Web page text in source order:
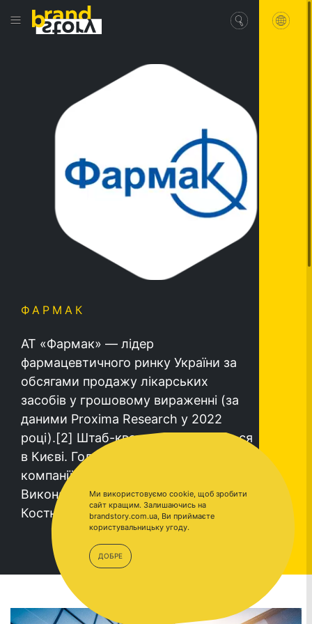
ФАРМАК
АТ «Фармак» — лідер
фармацевтичного ринку України за
обсягами продажу лікарських
засобів у грошовому вираженні (за
даними Proxima Research у 2022
році).[2] Штаб-квартира знаходиться
в Києві. Голова наглядової ради
компанії — Філя Жебровська.
Виконавчий директор — Володимир
Костюк.
Ми використовуємо cookie, щоб зробити
сайт кращим. Залишаючись на
brandstory.com.ua, Ви приймаєте
користувальницьку угоду.
ДОБРЕ